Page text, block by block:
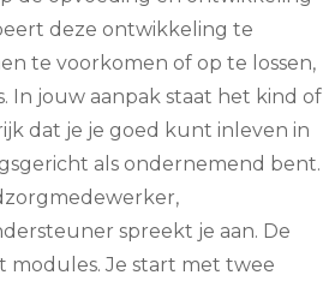
deze ontwikkeling te
te voorkomen of op te lossen,
In jouw aanpak staat het kind of
dat je je goed kunt inleven in
als ondernemend bent.
spreekt je aan. De
Je start met twee